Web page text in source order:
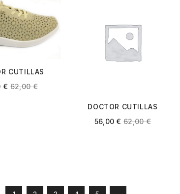
CUTILLAS
BEIGE
€ 62,00€
DOCTOR CUTILLAS
38472 PACIFICO
56,00 € 62,00€